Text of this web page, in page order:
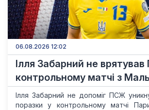
06.08.2026 12:02
Ілля Забарний не
контрольному матчі з
Ілля Забарний не допоміг ПСЖ
поразки у контрольному матчі